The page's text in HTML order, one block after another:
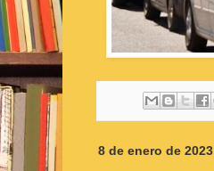
8 de enero de 2023